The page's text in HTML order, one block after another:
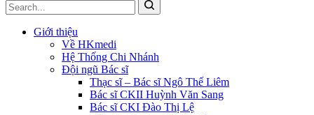
Giới thiệu
Về HKmedi
Hệ Thống Chi Nhánh
Đội ngũ Bác sĩ
Thạc sĩ – Bác sĩ Ngô Thế Liêm
Bác sĩ CKII Huỳnh Văn Sang
Bác sĩ CKI Đào Thị Lệ